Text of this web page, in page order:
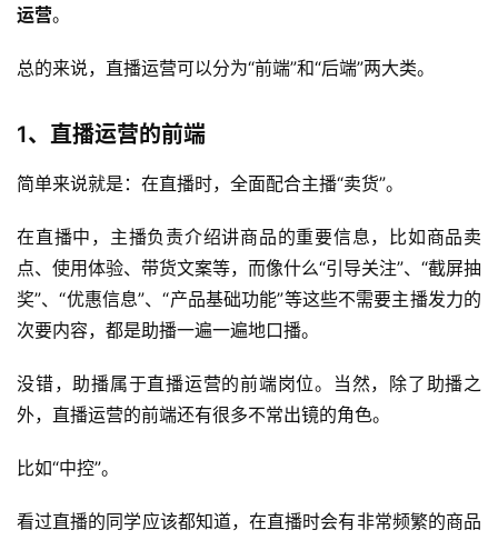
运营。
总的来说，直播运营可以分为“前端”和“后端”两大类。
1、直播运营的前端
简单来说就是：在直播时，全面配合主播“卖货”。
在直播中，主播负责介绍讲商品的重要信息，比如商品卖
点、使用体验、带货文案等，而像什么“引导关注”、“截屏抽
奖”、“优惠信息”、“产品基础功能”等这些不需要主播发力的
次要内容，都是助播一遍一遍地口播。
没错，助播属于直播运营的前端岗位。当然，除了助播之
外，直播运营的前端还有很多不常出镜的角色。
比如“中控”。
看过直播的同学应该都知道，在直播时会有非常频繁的商品